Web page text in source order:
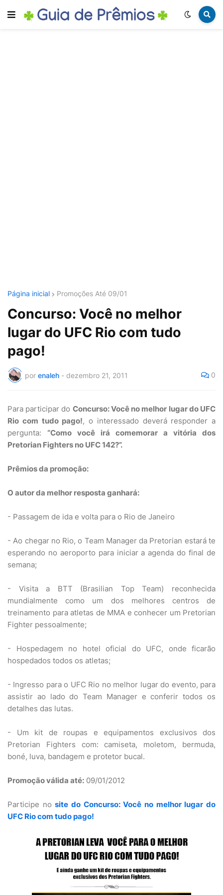
Página inicial Promoções Até 09/01
Concurso: Você no melhor
lugar do UFC Rio com tudo
pago!
por enaleh - dezembro 21, 2011 0
Para participar do Concurso: Você no melhor lugar do UFC
Rio com tudo pago!, o interessado deverá responder a
pergunta: “Como você irá comemorar a vitória dos
Pretorian Fighters no UFC 142?”.
Prêmios da promoção:
O autor da melhor resposta ganhará:
- Passagem de ida e volta para o Rio de Janeiro
- Ao chegar no Rio, o Team Manager da Pretorian estará te
esperando no aeroporto para iniciar a agenda do final de
semana;
- Visita a BTT (Brasilian Top Team) reconhecida
mundialmente como um dos melhores centros de
treinamento para atletas de MMA e conhecer um Pretorian
Fighter pessoalmente;
- Hospedagem no hotel oficial do UFC, onde ficarão
hospedados todos os atletas;
- Ingresso para o UFC Rio no melhor lugar do evento, para
assistir ao lado do Team Manager e conferir todos os
detalhes das lutas.
- Um kit de roupas e equipamentos exclusivos dos
Pretorian Fighters com: camiseta, moletom, bermuda,
boné, luva, bandagem e protetor bucal.
Promoção válida até: 09/01/2012
Participe nosite do Concurso: Você no melhor lugar do
UFC Rio com tudo pago!